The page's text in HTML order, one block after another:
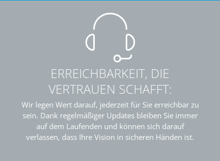
ERREICHBARKEIT, DIE
VERTRAUEN SCHAFFT:
Wir legen Wert darauf, jederzeit für Sie erreichbar zu
sein. Dank regelmäßiger Updates bleiben Sie immer
auf dem Laufenden und können sich darauf
verlassen, dass Ihre Vision in sicheren Händen ist.